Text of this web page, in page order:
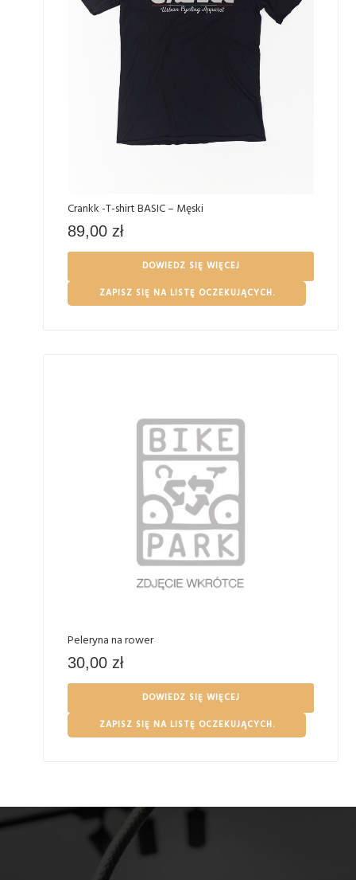
Crankk -T-shirt BASIC – Męski
89,00 zł
DOWIEDZ SIĘ WIĘCEJ
ZAPISZ SIĘ NA LISTĘ OCZEKUJĄCYCH.
Peleryna na rower
30,00 zł
DOWIEDZ SIĘ WIĘCEJ
ZAPISZ SIĘ NA LISTĘ OCZEKUJĄCYCH.